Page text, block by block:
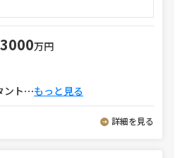
3000万円
ト⋯もっと見る
詳細を見る